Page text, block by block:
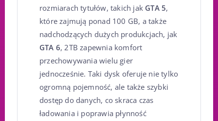
rozmiarach tytułów, takich jak GTA 5,
które zajmują ponad 100 GB, a także
nadchodzących dużych produkcjach, jak
GTA 6, 2TB zapewnia komfort
przechowywania wielu gier
jednocześnie. Taki dysk oferuje nie tylko
ogromną pojemność, ale także szybki
dostęp do danych, co skraca czas
ładowania i poprawia płynność